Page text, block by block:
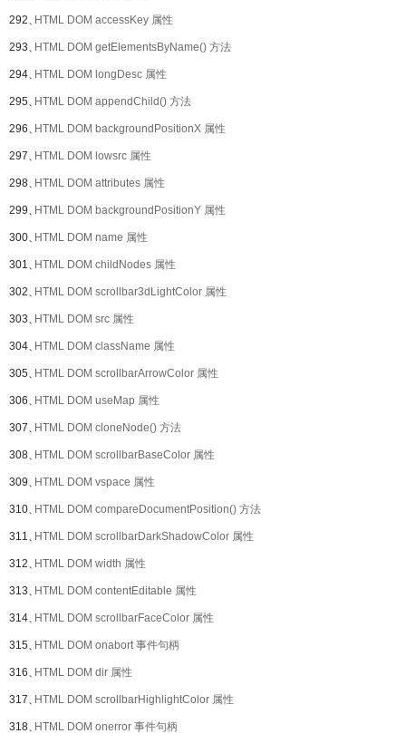
292、HTML DOM accessKey 属性
293、HTML DOM getElementsByName() 方法
294、HTML DOM longDesc 属性
295、HTML DOM appendChild() 方法
296、HTML DOM backgroundPositionX 属性
297、HTML DOM lowsrc 属性
298、HTML DOM attributes 属性
299、HTML DOM backgroundPositionY 属性
300、HTML DOM name 属性
301、HTML DOM childNodes 属性
302、HTML DOM scrollbar3dLightColor 属性
303、HTML DOM src 属性
304、HTML DOM className 属性
305、HTML DOM scrollbarArrowColor 属性
306、HTML DOM useMap 属性
307、HTML DOM cloneNode() 方法
308、HTML DOM scrollbarBaseColor 属性
309、HTML DOM vspace 属性
310、HTML DOM compareDocumentPosition() 方法
311、HTML DOM scrollbarDarkShadowColor 属性
312、HTML DOM width 属性
313、HTML DOM contentEditable 属性
314、HTML DOM scrollbarFaceColor 属性
315、HTML DOM onabort 事件句柄
316、HTML DOM dir 属性
317、HTML DOM scrollbarHighlightColor 属性
318、HTML DOM onerror 事件句柄